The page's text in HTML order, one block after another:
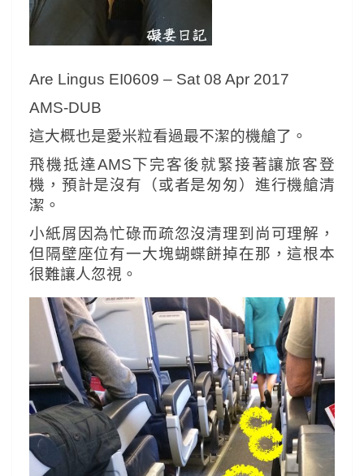
Are Lingus EI0609 – Sat 08 Apr 2017
AMS-DUB
這大概也是愛米粒看過最不潔的機艙了。
飛機抵達AMS下完客後就緊接著讓旅客登
機，預計是沒有（或者是匆匆）進行機艙清
潔。
小紙屑因為忙碌而疏忽沒清理到尚可理解，
但隔壁座位有一大塊蝴蝶餅掉在那，這根本
很難讓人忽視。